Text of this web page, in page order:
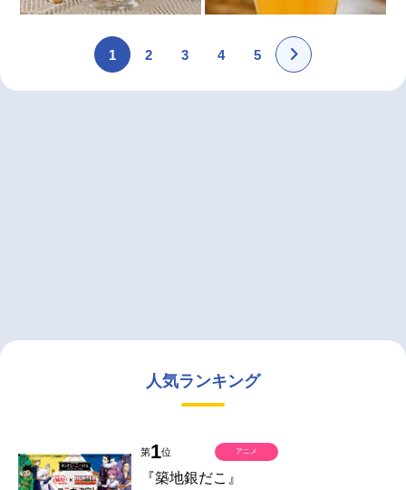
1 2 3 4 5
人気ランキング
第1位
『築地銀だこ』
アニメ